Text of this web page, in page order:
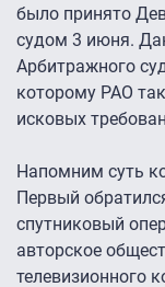
было принято
судом 3 июня.
Арбитражного
которому РАО
исковых
Напомним суть
Первый
спутниковый
авторское
телевизионного